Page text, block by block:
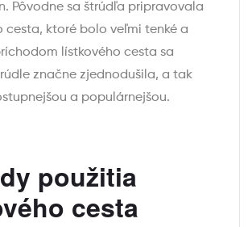
Pôvodne sa štrúdľa pripravovala
cesta, ktoré bolo veľmi tenké a
lístkového cesta sa
značne zjednodušila, a tak
a populárnejšou.
použitia
cesta